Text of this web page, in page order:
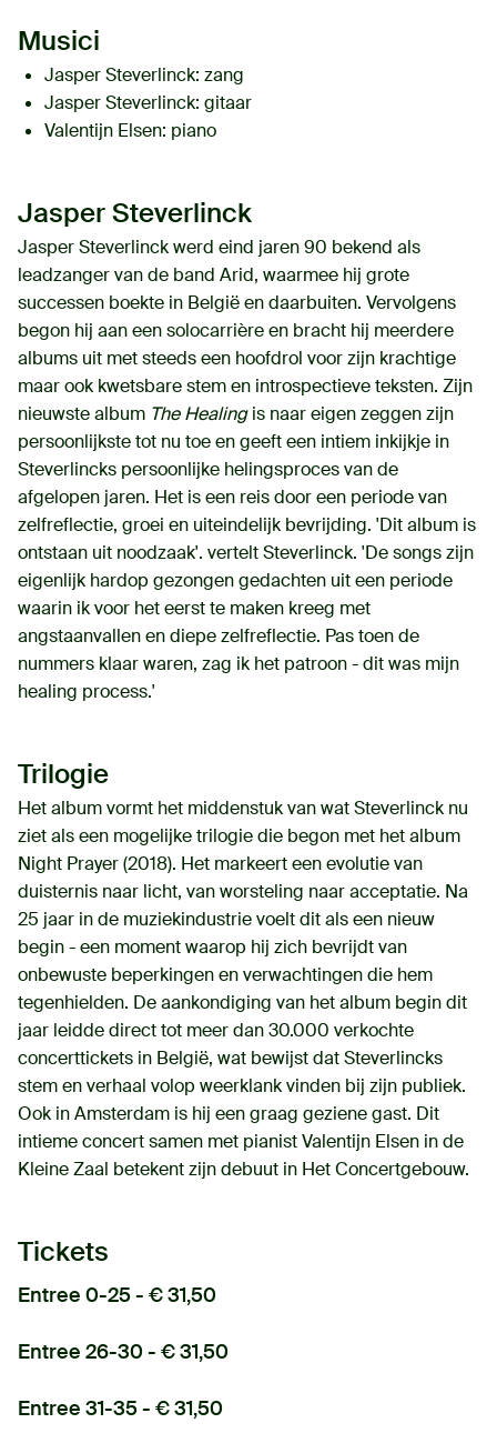
Musici
Jasper Steverlinck: zang
Jasper Steverlinck: gitaar
Valentijn Elsen: piano
Jasper Steverlinck
Jasper Steverlinck werd eind jaren 90 bekend als
leadzanger van de band Arid, waarmee hij grote
successen boekte in België en daarbuiten. Vervolgens
begon hij aan een solocarrière en bracht hij meerdere
albums uit met steeds een hoofdrol voor zijn krachtige
maar ook kwetsbare stem en introspectieve teksten. Zijn
nieuwste album The Healingis naar eigen zeggen zijn
persoonlijkste tot nu toe en geeft een intiem inkijkje in
Steverlincks persoonlijke helingsproces van de
afgelopen jaren. Het is een reis door een periode van
zelfreflectie, groei en uiteindelijk bevrijding. 'Dit album is
ontstaan uit noodzaak'. vertelt Steverlinck. 'De songs zijn
eigenlijk hardop gezongen gedachten uit een periode
waarin ik voor het eerst te maken kreeg met
angstaanvallen en diepe zelfreflectie. Pas toen de
nummers klaar waren, zag ik het patroon - dit was mijn
healing process.'
Trilogie
Het album vormt het middenstuk van wat Steverlinck nu
ziet als een mogelijke trilogie die begon met het album
Night Prayer (2018). Het markeert een evolutie van
duisternis naar licht, van worsteling naar acceptatie. Na
25 jaar in de muziekindustrie voelt dit als een nieuw
begin - een moment waarop hij zich bevrijdt van
onbewuste beperkingen en verwachtingen die hem
tegenhielden. De aankondiging van het album begin dit
jaar leidde direct tot meer dan 30.000 verkochte
concerttickets in België, wat bewijst dat Steverlincks
stem en verhaal volop weerklank vinden bij zijn publiek.
Ook in Amsterdam is hij een graag geziene gast. Dit
intieme concert samen met pianist Valentijn Elsen in de
Kleine Zaal betekent zijn debuut in Het Concertgebouw.
Tickets
Entree 0-25 - € 31,50
Entree 26-30 - € 31,50
Entree 31-35 - € 31,50